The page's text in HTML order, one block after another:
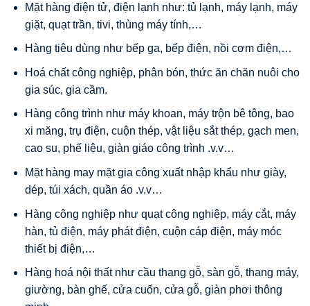
Mặt hàng điện tử, điện lạnh như: tủ lạnh, máy lạnh, máy
giặt, quạt trần, tivi, thùng máy tính,…
Hàng tiêu dùng như bếp ga, bếp điện, nồi cơm điện,…
Hoá chất công nghiệp, phân bón, thức ăn chăn nuôi cho
gia súc, gia cầm.
Hàng công trình như máy khoan, máy trộn bê tông, bao
xi măng, trụ điện, cuộn thép, vật liệu sắt thép, gạch men,
cao su, phế liệu, giàn giáo công trình .v.v…
Mặt hàng may mặt gia công xuất nhập khẩu như giày,
dép, túi xách, quần áo .v.v…
Hàng công nghiệp như quạt công nghiệp, máy cắt, máy
hàn, tủ điện, máy phát điện, cuộn cáp điện, máy móc
thiết bị điện,…
Hàng hoá nội thất như cầu thang gỗ, sàn gỗ, thang máy,
giường, bàn ghế, cửa cuốn, cửa gỗ, giàn phơi thông